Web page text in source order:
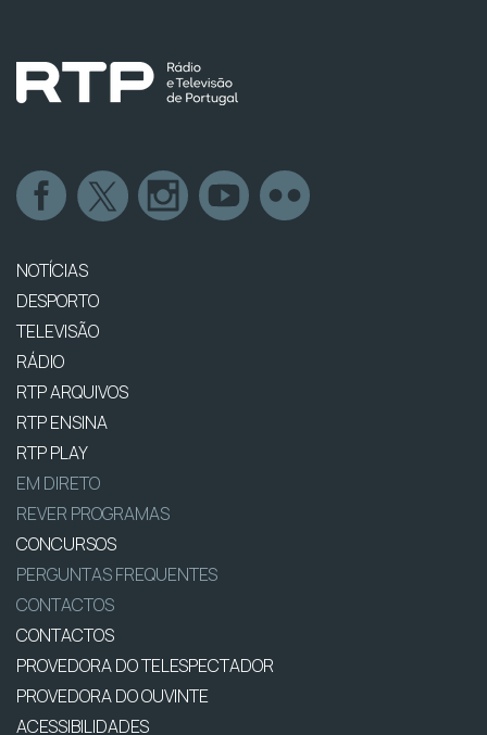
NOTÍCIAS
DESPORTO
TELEVISÃO
RÁDIO
RTP ARQUIVOS
RTP ENSINA
RTP PLAY
EM DIRETO
REVER PROGRAMAS
CONCURSOS
PERGUNTAS FREQUENTES
CONTACTOS
CONTACTOS
PROVEDORA DO TELESPECTADOR
PROVEDORA DO OUVINTE
ACESSIBILIDADES